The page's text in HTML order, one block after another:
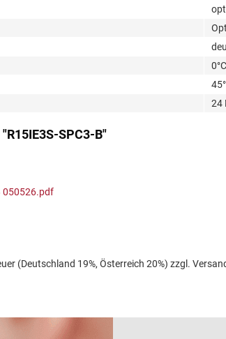
0°C
24
"R15IE3S-SPC3-B"
050526.pdf
(Deutschland 19%, Österreich 20%) zzgl.